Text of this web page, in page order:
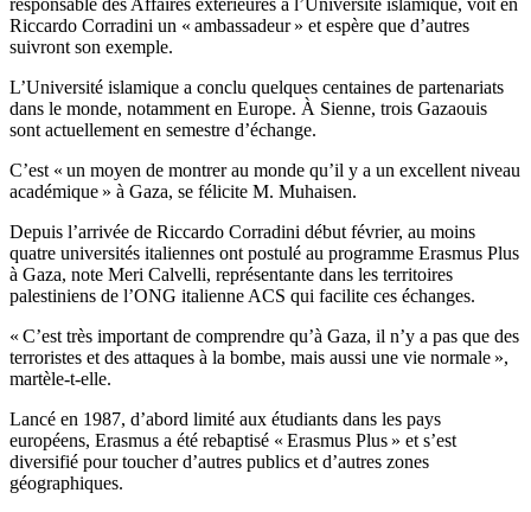
responsable des Affaires extérieures à l’Université islamique, voit en
Riccardo Corradini un « ambassadeur » et espère que d’autres
suivront son exemple.
L’Université islamique a conclu quelques centaines de partenariats
dans le monde, notamment en Europe. À Sienne, trois Gazaouis
sont actuellement en semestre d’échange.
C’est « un moyen de montrer au monde qu’il y a un excellent niveau
académique » à Gaza, se félicite M. Muhaisen.
Depuis l’arrivée de Riccardo Corradini début février, au moins
quatre universités italiennes ont postulé au programme Erasmus Plus
à Gaza, note Meri Calvelli, représentante dans les territoires
palestiniens de l’ONG italienne ACS qui facilite ces échanges.
« C’est très important de comprendre qu’à Gaza, il n’y a pas que des
terroristes et des attaques à la bombe, mais aussi une vie normale »,
martèle-t-elle.
Lancé en 1987, d’abord limité aux étudiants dans les pays
européens, Erasmus a été rebaptisé « Erasmus Plus » et s’est
diversifié pour toucher d’autres publics et d’autres zones
géographiques.